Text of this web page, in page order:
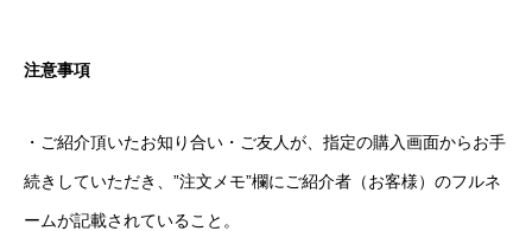
注意事項
・ご紹介頂いたお知り合い・ご友人が、指定の購入画面からお手
続きしていただき、”注文メモ”欄にご紹介者（お客様）のフルネ
ームが記載されていること。